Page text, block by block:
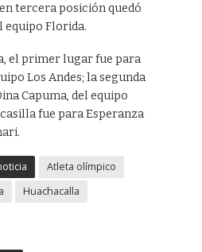
tercera posición quedó
equipo Florida.
el primer lugar fue para
Los Andes; la segunda
Capuma, del equipo
fue para Esperanza
Atleta olímpico
Huachacalla